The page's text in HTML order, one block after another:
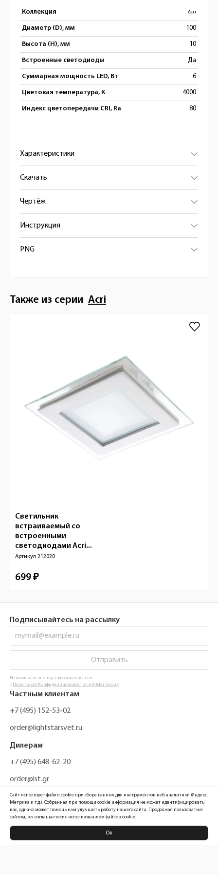
Коллекция Acri
Диаметр (D), мм 100
Высота (H), мм 10
Встроенные светодиоды Да
Суммарная мощность LED, Вт 6
Цветовая температура, К 4000
Индекс цветопередачи CRI, Ra 80
Характеристики
Скачать
Чертёж
Инструкция
PNG
Также из серии Acri
Светильник
встраиваемый со
встроенными
светодиодами Acri...
Артикул 212020
699 ₽
Подписывайтесь на рассылку
Отправить
Нажимая на кнопку, вы соглашаетесь
с Политикой Конфиденциальности Lightstar Group
Частным клиентам
+7 (495) 152-53-02
order@lightstarsvet.ru
Дилерам
+7 (495) 648-62-20
order@lst.gr
Политика конфиденциальности
Сайт использует файлы cookie при сборе данных для инструментов веб-аналитики (Яндекс.
Метрика и т.д.). Собранная при помощи cookie информация не может идентифицировать
вас, однако может помочь нам улучшить работу нашего сайта. Продолжая пользоваться
сайтом, вы соглашаетесь с использованием файлов cookie.
Ок